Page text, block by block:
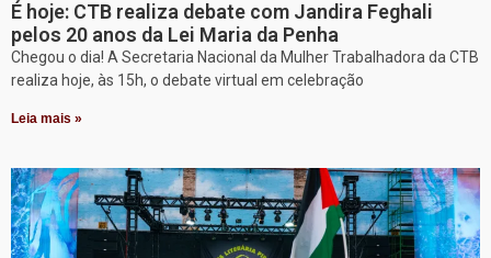
É hoje: CTB realiza debate com Jandira Feghali
pelos 20 anos da Lei Maria da Penha
Chegou o dia! A Secretaria Nacional da Mulher Trabalhadora da CTB
realiza hoje, às 15h, o debate virtual em celebração
Leia mais »